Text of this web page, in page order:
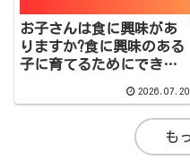
お子さんは食に興味があ
りますか?食に興味のある
子に育てるためにできる
2026.07.20
も